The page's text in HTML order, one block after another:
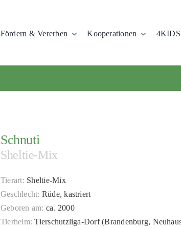
Fördern & Vererben Kooperationen 4KIDS
Schnuti
Sheltie-Mix
Tierart: Sheltie-Mix
Geschlecht: Rüde, kastriert
Geboren am: ca. 2000
Tierheim: Tierschutzliga-Dorf (Brandenburg,